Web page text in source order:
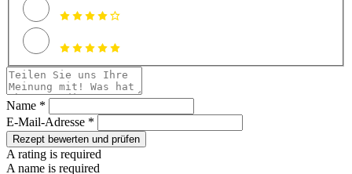
Name *
E-Mail-Adresse *
Rezept bewerten und prüfen
A rating is required
A name is required